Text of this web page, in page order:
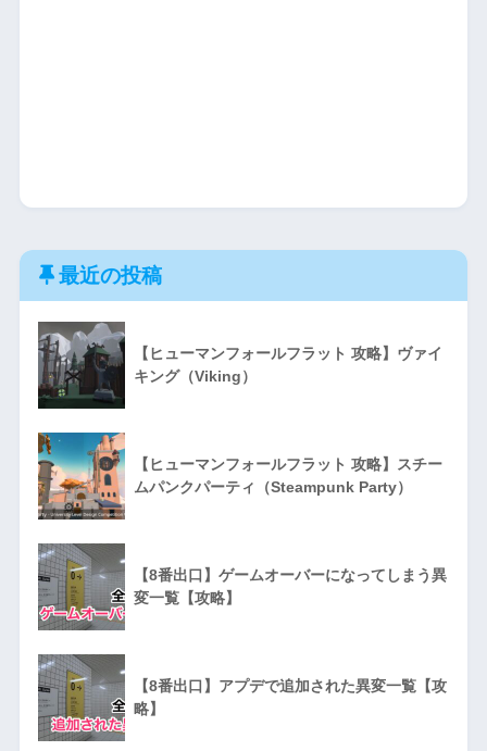
最近の投稿
【ヒューマンフォールフラット 攻略】ヴァイ
キング（Viking）
【ヒューマンフォールフラット 攻略】スチー
ムパンクパーティ（Steampunk Party）
【8番出口】ゲームオーバーになってしまう異
変一覧【攻略】
【8番出口】アプデで追加された異変一覧【攻
略】